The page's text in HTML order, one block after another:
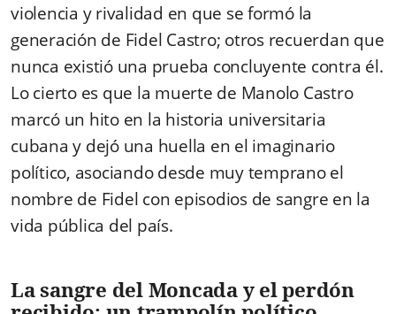
violencia y rivalidad en que se formó la
generación de Fidel Castro; otros recuerdan que
nunca existió una prueba concluyente contra él.
Lo cierto es que la muerte de Manolo Castro
marcó un hito en la historia universitaria
cubana y dejó una huella en el imaginario
político, asociando desde muy temprano el
nombre de Fidel con episodios de sangre en la
vida pública del país.
La sangre del Moncada y el perdón